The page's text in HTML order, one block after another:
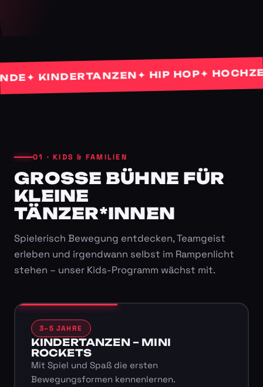
KINDERTANZEN✦ HIP HOP ✦
01 · KIDS & FAMILIEN
GROSSE BÜHNE FÜR K
LEINE T
ÄNZER*INNEN
Spielerisch Bewegung entdecken, Teamgeist
erleben und irgendwann selbst im Rampenlicht
stehen – unser Kids-Programm wächst mit.
3–5 JAHRE
KINDERTANZEN – MINI
ROCKETS
Mit Spiel und Spaß die ersten
Bewegungsformen kennenlernen.